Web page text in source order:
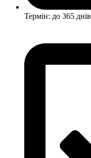
Термін: до 365 днів